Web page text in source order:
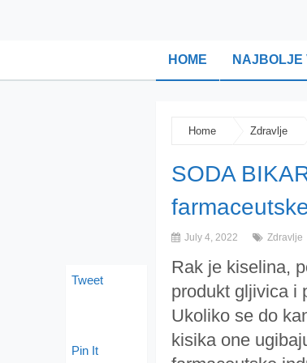
HOME NAJBOLJE
Home Zdravlje
SODA
July 4, 2022 Zdravlje
Rak je kiselina,
produkt gljivica i
Ukoliko se do
kisika one
Tweet
Pin It